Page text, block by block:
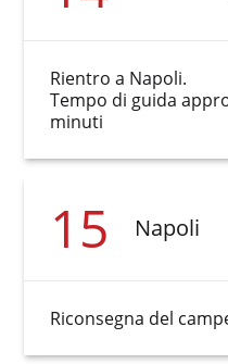
Rientro a Napoli.
Tempo di guida
minuti
15 Napoli
Riconsegna del